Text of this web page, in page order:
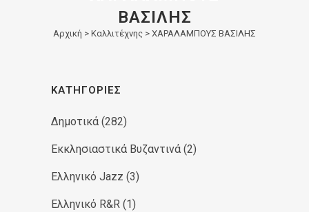
ΒΑΣΙΛΗΣ
Αρχική > Καλλιτέχνης > ΧΑΡΑΛΑΜΠΟΥΣ ΒΑΣΙΛΗΣ
ΚΑΤΗΓΟΡΊΕΣ
Δημοτικά (282)
Εκκλησιαστικά Βυζαντινά (2)
Ελληνικό Jazz (3)
Ελληνικό R&R (1)